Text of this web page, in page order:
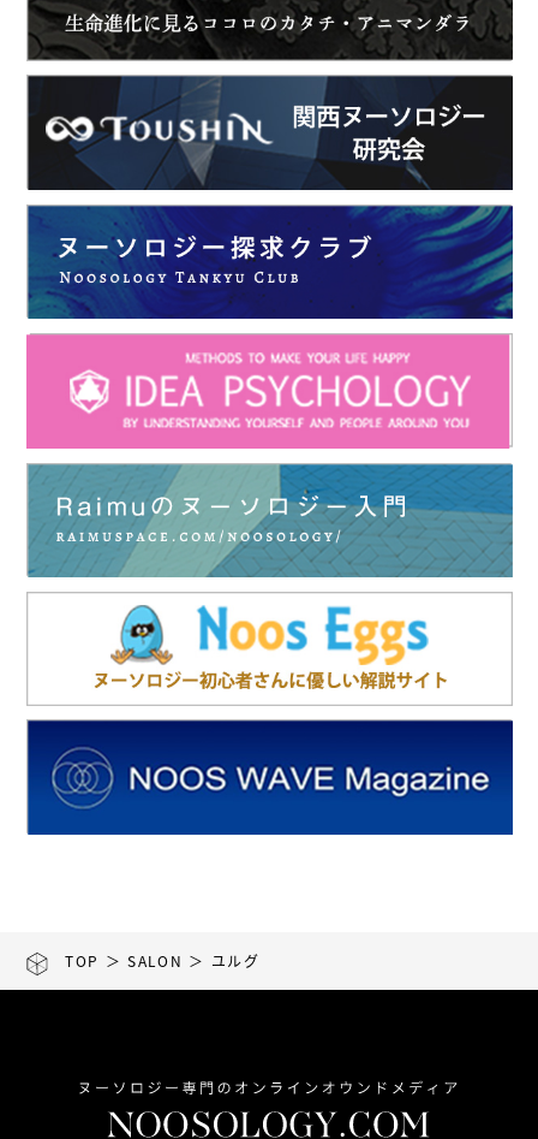
TOP ＞SALON ＞ ユルグ